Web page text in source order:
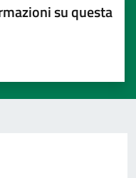
su questa